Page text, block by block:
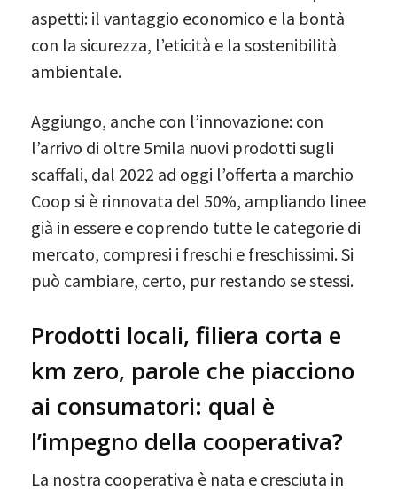
aspetti: il vantaggio economico e la bontà
con la sicurezza, l’eticità e la sostenibilità
ambientale.
Aggiungo, anche con l’innovazione: con
l’arrivo di oltre 5mila nuovi prodotti sugli
scaffali, dal 2022 ad oggi l’offerta a marchio
Coop si è rinnovata del 50%, ampliando linee
già in essere e coprendo tutte le categorie di
mercato, compresi i freschi e freschissimi. Si
può cambiare, certo, pur restando se stessi.
Prodotti locali, filiera corta e
km zero, parole che piacciono
ai consumatori: qual è
l’impegno della cooperativa?
La nostra cooperativa è nata e cresciuta in